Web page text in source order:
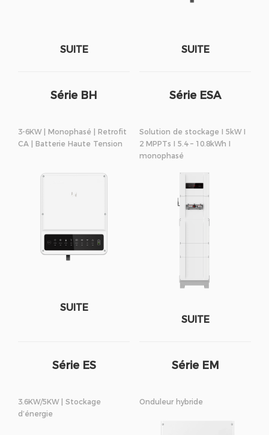
SUITE SUITE
Série BH
3-6KW | Monophasé | Retrofit
CA | Batterie Haute Tension
SUITE
Série ESA
Solution de stockage I 5kW I
2 MPPTs I 5.4 – 10.8kWh I
monophasé
SUITE
Série ES
3.6KW/5KW | Stockage
d’énergie
Série EM
Onduleur hybride